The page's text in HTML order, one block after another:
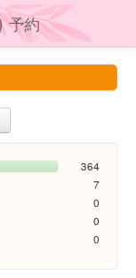
予約
364
7
0
0
0